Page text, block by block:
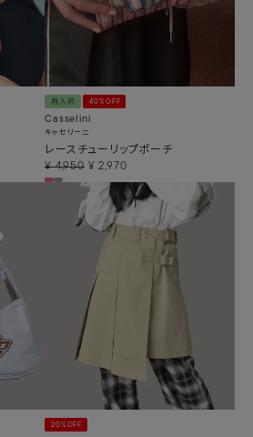
再入荷 40%OFF
Casselini
キャセリーニ
レースチューリップポーチ
¥ 4,950 ¥ 2,970
20%OFF